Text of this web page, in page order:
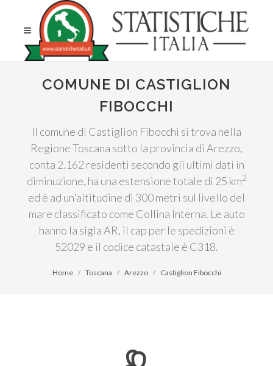
COMUNE DI CASTIGLION
FIBOCCHI
Il comune di Castiglion Fibocchi si trova nella
Regione Toscana sotto la provincia di Arezzo,
conta 2.162 residenti secondo gli ultimi dati in
diminuzione, ha una estensione totale di 25 km2
ed è ad un'altitudine di 300 metri sul livello del
mare classificato come Collina Interna. Le auto
hanno la sigla AR, il cap per le spedizioni è
52029 e il codice catastale è C318.
Home Toscana Arezzo Castiglion Fibocchi